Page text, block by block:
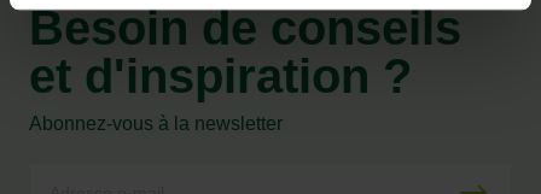
Besoin de conseils
et d'inspiration ?
Abonnez-vous à la newsletter